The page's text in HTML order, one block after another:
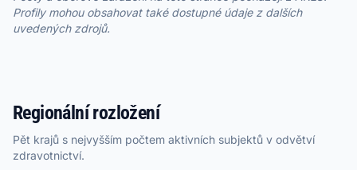
Profily mohou obsahovat také dostupné údaje z dalších
uvedených zdrojů.
Regionální rozložení
Pět krajů s nejvyšším počtem aktivních subjektů v odvětví
zdravotnictví.